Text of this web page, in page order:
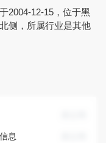
2004-12-15，位于黑
侧，所属行业是其他
息